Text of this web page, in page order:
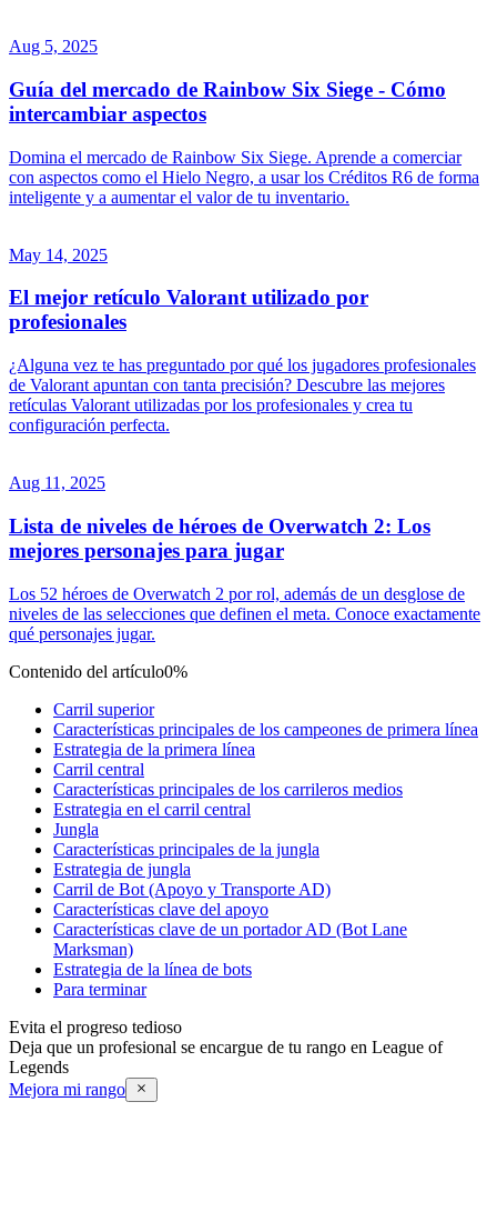
Aug 5, 2025
Guía del mercado de Rainbow Six Siege - Cómo
intercambiar aspectos
Domina el mercado de Rainbow Six Siege. Aprende a comerciar
con aspectos como el Hielo Negro, a usar los Créditos R6 de forma
inteligente y a aumentar el valor de tu inventario.
May 14, 2025
El mejor retículo Valorant utilizado por
profesionales
¿Alguna vez te has preguntado por qué los jugadores profesionales
de Valorant apuntan con tanta precisión? Descubre las mejores
retículas Valorant utilizadas por los profesionales y crea tu
configuración perfecta.
Aug 11, 2025
Lista de niveles de héroes de Overwatch 2: Los
mejores personajes para jugar
Los 52 héroes de Overwatch 2 por rol, además de un desglose de
niveles de las selecciones que definen el meta. Conoce exactamente
qué personajes jugar.
Contenido del artículo0%
Carril superior
Características principales de los campeones de primera línea
Estrategia de la primera línea
Carril central
Características principales de los carrileros medios
Estrategia en el carril central
Jungla
Características principales de la jungla
Estrategia de jungla
Carril de Bot (Apoyo y Transporte AD)
Características clave del apoyo
Características clave de un portador AD (Bot Lane
Marksman)
Estrategia de la línea de bots
Para terminar
Evita el progreso tedioso
Deja que un profesional se encargue de tu rango en League of
Legends
Mejora mi rango